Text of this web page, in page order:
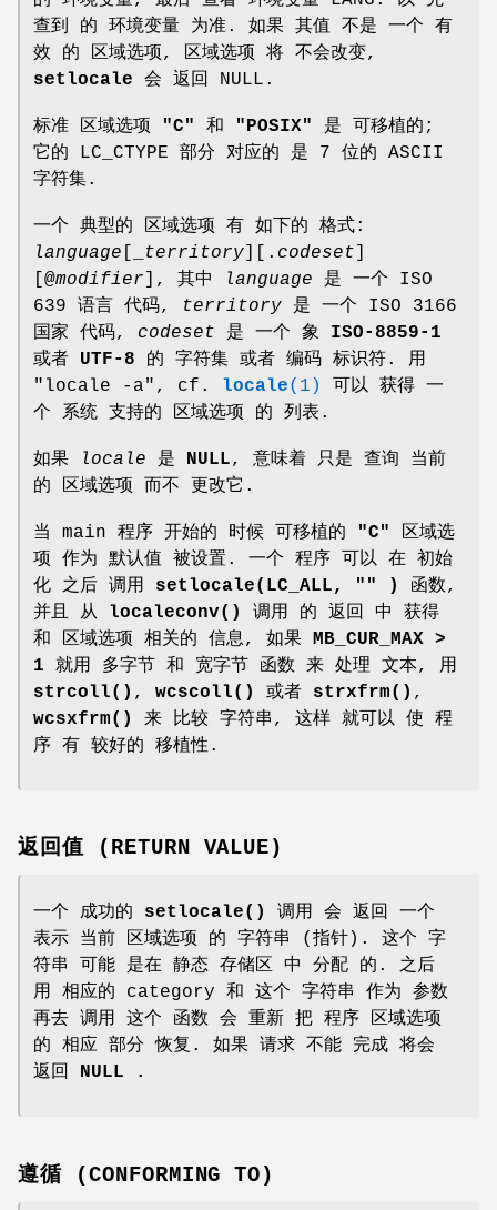
查到 的 环境变量 为准. 如果 其值 不是 一个 有
效 的 区域选项, 区域选项 将 不会改变,
setlocale 会 返回 NULL.
标准 区域选项 "C" 和 "POSIX"
是 可移植的;
它的 LC_CTYPE 部分 对应的 是 7 位的 ASCII
字符集.
一个 典型的 区域选项 有 如下的 格式:
language
territory ][. codeset
[@modifier ], 其中 language 是 一个 ISO
639 语言 代码,
territory 是 一个 ISO 3166
国家 代码, codeset 是 一个 象 ISO-8859-1
或者 UTF-8 的 字符集 或者 编码 标识符. 用
"locale -a", cf. locale(1)
可以 获得 一
个 系统 支持的 区域选项 的 列表.
如果 locale 是 NULL, 意味着 只是 查询 当前
的 区域选项 而不 更改它.
当 main 程序 开始的 时候 可移植的 "C"
区域选
项 作为 默认值 被设置. 一个 程序 可以 在 初始
化 之后 调用 setlocale(LC_ALL, "" )
函数,
并且 从 localeconv()
调用 的 返回 中 获得
和 区域选项 相关的 信息, 如果
MB_CUR_MAX >
1 就用 多字节 和 宽字节 函数 来 处理 文本, 用
strcoll() , wcscoll() 或者 strxfrm() ,
wcsxfrm()
来 比较 字符串, 这样 就可以 使 程
序 有 较好的 移植性.
返回值 (RETURN VALUE)
一个 成功的 setlocale()
调用 会 返回 一个
表示 当前 区域选项 的 字符串 (指针). 这个 字
符串 可能 是在 静态 存储区 中 分配 的. 之后
用 相应的 category 和 这个 字符串 作为 参数
再去 调用 这个 函数 会 重新 把 程序 区域选项
的 相应 部分 恢复. 如果 请求 不能 完成 将会
返回 NULL .
遵循 (CONFORMING TO)